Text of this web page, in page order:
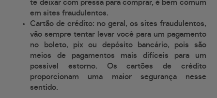
te deixar com pressa para comprar, é bem comum
em sites fraudulentos.
Cartão de crédito: no geral, os sites fraudulentos,
vão sempre tentar levar você para um pagamento
no boleto, pix ou depósito bancário, pois são
meios de pagamentos mais difíceis para um
possível estorno. Os cartões de crédito
proporcionam uma maior segurança nesse
sentido.